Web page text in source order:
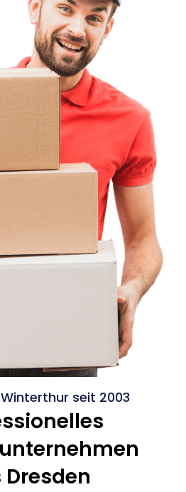
seit 2003